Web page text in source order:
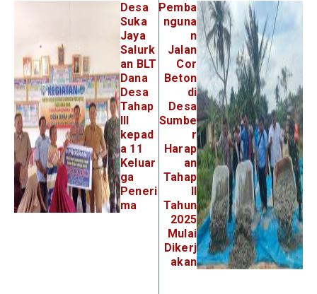
Desa
Suka
Jaya
Salurk
an BLT
Dana
Desa
Tahap
kepad
a 11
Keluar
ga
Peneri
ma
Pemba
nguna
n
Jalan
Cor
Beton
di
Desa
Sumbe
r
Harap
an
Tahap
Tahun
2025
Mulai
Dikerj
akan